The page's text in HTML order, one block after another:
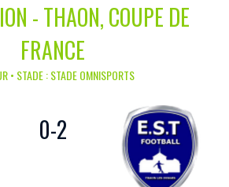
- THAON, COUPE DE
FRANCE
• STADE : STADE OMNISPORTS
0-2